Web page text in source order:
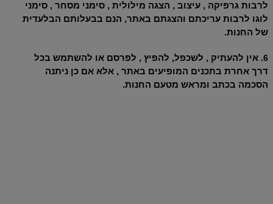
לרבות גרפיקה , עיצוב , הצגה מילולית , סימני מסחר , סימני
לוגו לרבות עריכתם והצגתם באתר, הנם בבעלותם הבלעדית
של החנות.
6. אין להעתיק , לשכפל, להפיץ , לפרסם או להשתמש בכל
דרך אחרת בתכנים המופיעים באתר , אלא אם כן ניתנה
הסכמה בכתב ומראש מטעם החנות.